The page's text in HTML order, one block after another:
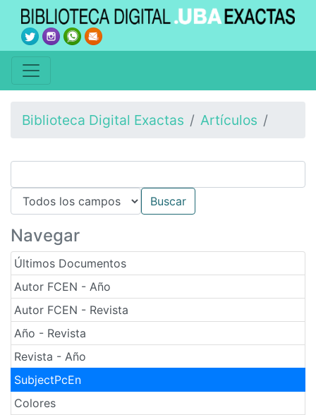
Biblioteca Digital Exactas Artículos
Navegar
Últimos Documentos
Autor FCEN - Año
Autor FCEN - Revista
Año - Revista
Revista - Año
SubjectPcEn
Colores